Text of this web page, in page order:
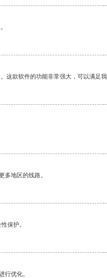
款软件的功能非常强大，可以满足
多地区的线路。
保护。
行优化。